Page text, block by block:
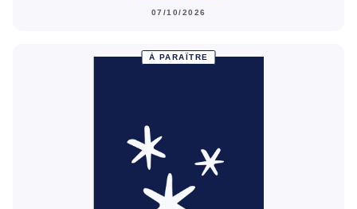
07/10/2026
À PARAÎTRE